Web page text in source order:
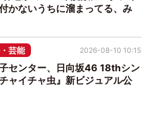
かないうちに溜まってる、み
芸能
センター、日向坂46 18thシン
ャイチャ虫』新ビジュアル公
2026-08-10 10:15